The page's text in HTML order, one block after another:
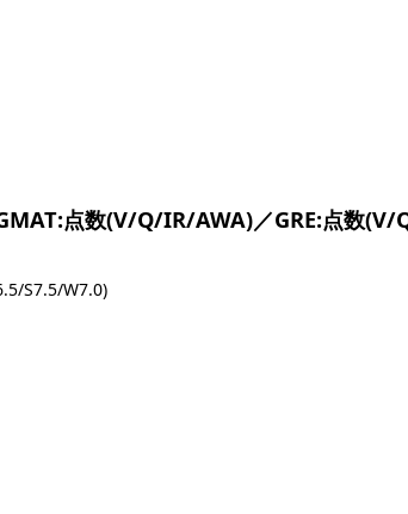
点数(V/Q/IR/AWA)／GRE:点数
S7.5/W7.0)